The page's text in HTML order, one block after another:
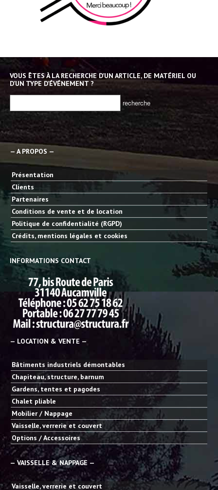
VOUS ÊTES À LA RECHERCHE D’UN ARTICLE, DE MATÉRIEL OU
D’UN TYPE D’ÉVÉNEMENT ?
— A PROPOS —
Présentation
Clients
Partenaires
Conditions de vente et de location
Politique de confidentialité (RGPD)
Crédits, mentions légales et cookies
INFORMATIONS CONTACT
— LOCATION & VENTE —
Bâtiments industriels démontables
Chapiteau, structure, barnum
Gardens, tentes et pagodes
Chalet pliable
Mobilier / Nappage
Vaisselle, verrerie et couvert
Options / Accessoires
— VAISSELLE & NAPPAGE —
Vaisselle, verrerie et couvert